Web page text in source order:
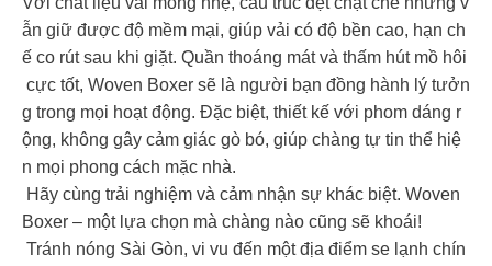
ẫn giữ được độ mềm mại, giúp vải có độ bền cao, hạn ch
ế co rút sau khi giặt. Quần thoáng mát và thấm hút mồ hôi
cực tốt, Woven Boxer sẽ là người bạn đồng hành lý tưởn
g trong mọi hoạt động. Đặc biệt, thiết kế với phom dáng r
ộng, không gây cảm giác gò bó, giúp chàng tự tin thể hiệ
n mọi phong cách mặc nhà.
Hãy cùng trải nghiệm và cảm nhận sự khác biệt. Woven
Boxer – một lựa chọn mà chàng nào cũng sẽ khoái!
Tránh nóng Sài Gòn, vi vu đến một địa điểm se lạnh chín